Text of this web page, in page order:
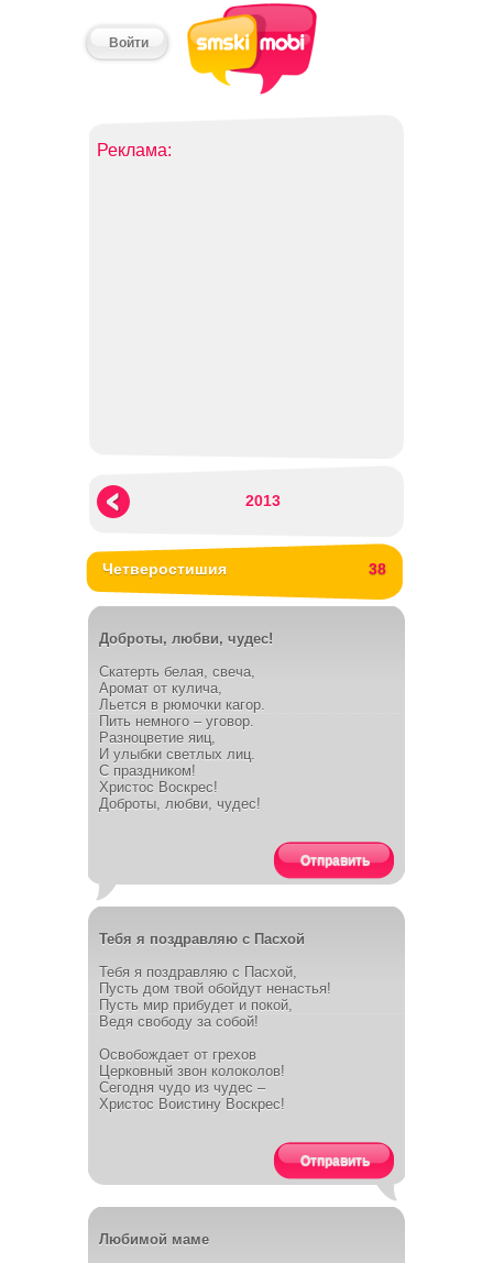
Войти
Реклама:
2013
Четверостишия 38
Доброты, любви, чудес!
Скатерть белая, свеча,
Аромат от кулича,
Льется в рюмочки кагор.
Пить немного – уговор.
Разноцветие яиц,
И улыбки светлых лиц.
С праздником!
Христос Воскрес!
Доброты, любви, чудес!
Отправить
Тебя я поздравляю с Пасхой
Тебя я поздравляю с Пасхой,
Пусть дом твой обойдут ненастья!
Пусть мир прибудет и покой,
Ведя свободу за собой!
Освобождает от грехов
Церковный звон колоколов!
Сегодня чудо из чудес –
Христос Воистину Воскрес!
Отправить
Любимой маме